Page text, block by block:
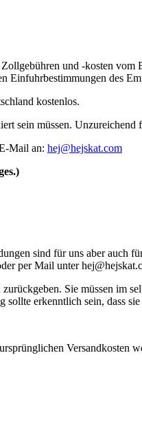
und -kosten
Einfuhrbestimmungen des
kostenlos.
sein müssen.
Mail an: hej@hejskat.com
sind für uns aber auch
per Mail unter
Sie müssen im
erkenntlich sein, dass
Versandkosten